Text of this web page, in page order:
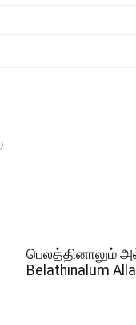
பெலத்தினாலும்
Belathinalum Alla